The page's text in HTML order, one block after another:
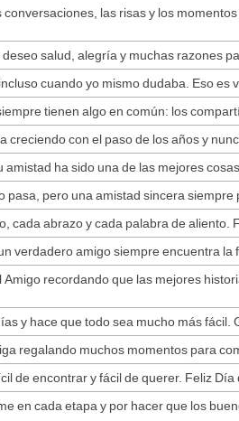
las risas y los
salud, alegría y muchas razones
cuando yo mismo dudaba. Eso es
tienen algo en común: los
creciendo con el paso de los años y
amistad ha sido una de las mejores
pasa, pero una amistad sincera siempre
cada abrazo y cada palabra de aliento.
verdadero amigo siempre encuentra la
recordando que las mejores
y hace que todo sea mucho más fácil.
regalando muchos momentos para
de encontrar y fácil de querer. Feliz Día
en cada etapa y por hacer que los